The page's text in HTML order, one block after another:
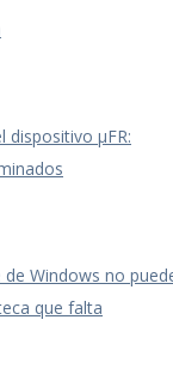
dispositivo μFR:
Windows no
que falta